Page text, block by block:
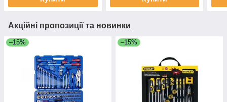
Акційні пропозиції та новинки
–15% –15%